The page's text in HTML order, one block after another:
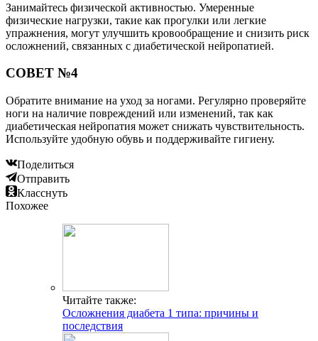
Занимайтесь физической активностью. Умеренные
физические нагрузки, такие как прогулки или легкие
упражнения, могут улучшить кровообращение и снизить риск
осложнений, связанных с диабетической нейропатией.
СОВЕТ №4
Обратите внимание на уход за ногами. Регулярно проверяйте
ноги на наличие повреждений или изменений, так как
диабетическая нейропатия может снижать чувствительность.
Используйте удобную обувь и поддерживайте гигиену.
Поделиться
Отправить
Класснуть
Похожее
Читайте также:
Осложнения диабета 1 типа: причины и
последствия